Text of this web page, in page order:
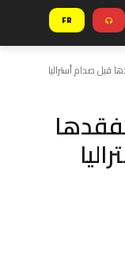
FR
قبل صدام أستراليا